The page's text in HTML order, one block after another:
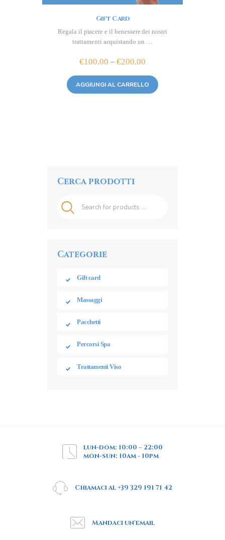
Gift Card
Regala il piacere e il benessere dei nostri
trattamenti acquistando un …
€100.00 – €200.00
€100.00
through
AGGIUNGI AL CARRELLO
Cerca prodotti
Categorie
Gift card
Massaggi
Pacchetti
Percorsi Spa
Trattamenti Viso
lun-dom: 10:00 – 22:00
mon-sun: 10am - 10pm
Chiamaci al +39 329 191 71 42
Mandaci un'email